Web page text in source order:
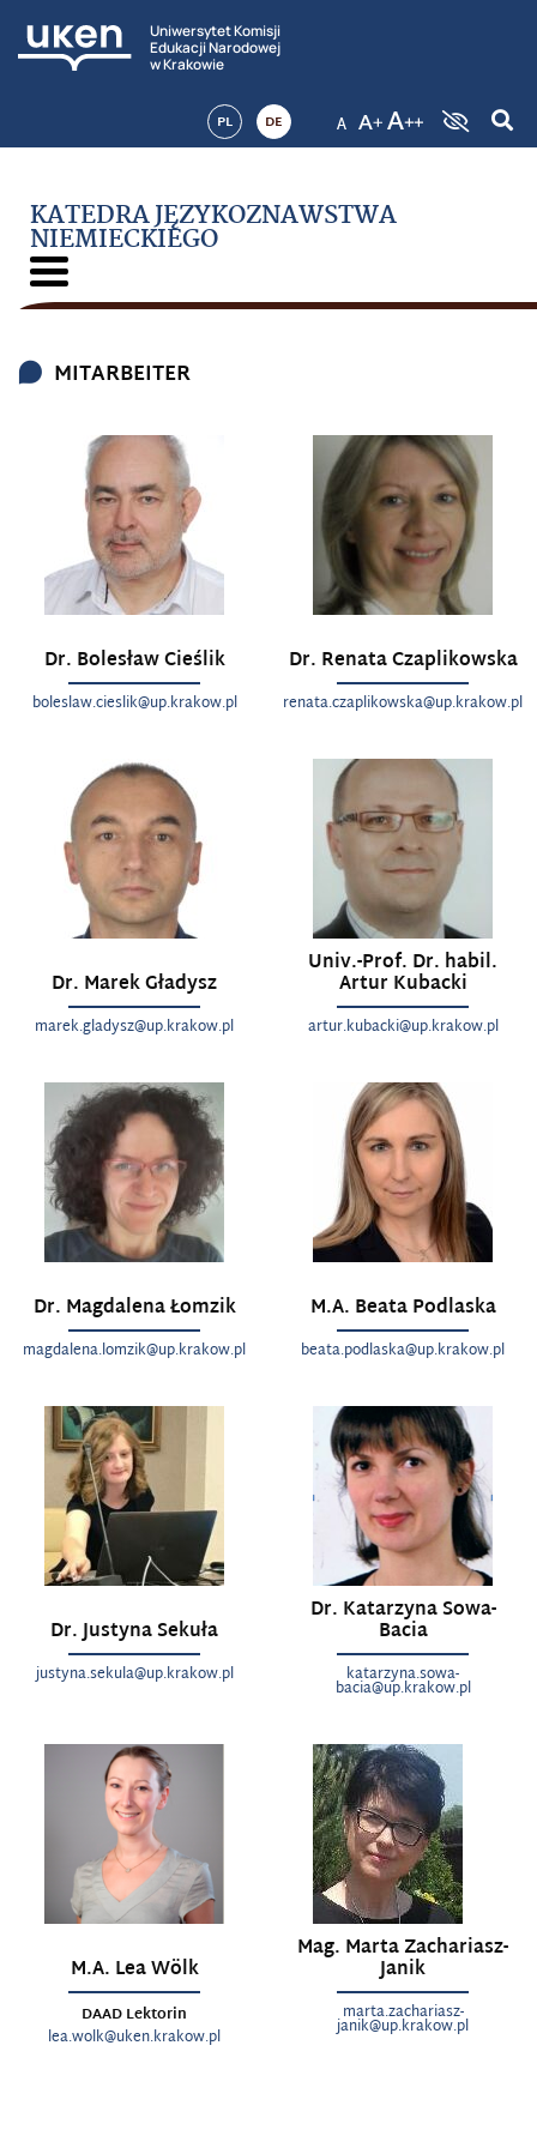
Uniwersytet Komisji
Edukacji Narodowej
w Krakowie
PL DE
KATEDRA JĘZYKOZNAWSTWA
NIEMIECKIEGO
MITARBEITER
Dr. Bolesław Cieślik
boleslaw.cieslik@up.krakow.pl
Dr. Renata Czaplikowska
renata.czaplikowska@up.krakow.pl
Dr. Marek Gładysz
marek.gladysz@up.krakow.pl
Univ.-Prof. Dr. habil.
Artur Kubacki
artur.kubacki@up.krakow.pl
Dr. Magdalena Łomzik
magdalena.lomzik@up.krakow.pl
M.A. Beata Podlaska
beata.podlaska@up.krakow.pl
Dr. Justyna Sekuła
justyna.sekula@up.krakow.pl
Dr. Katarzyna Sowa-
Bacia
katarzyna.sowa-
bacia@up.krakow.pl
M.A. Lea Wölk
DAAD Lektorin
lea.wolk@uken.krakow.pl
Mag. Marta Zachariasz-
Janik
marta.zachariasz-
janik@up.krakow.pl